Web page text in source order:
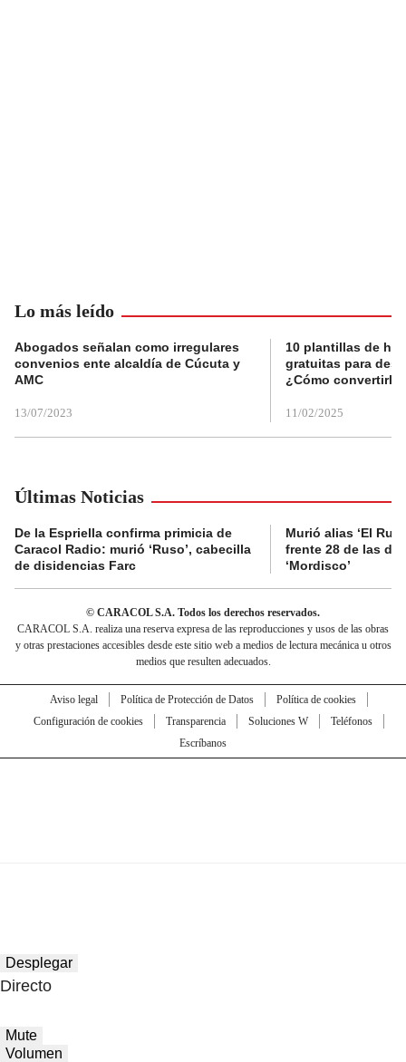
Lo más leído
Abogados señalan como irregulares
convenios ente alcaldía de Cúcuta y
AMC
13/07/2023
10 plantillas de
gratuitas para
¿Cómo convertirla
11/02/2025
Últimas Noticias
De la Espriella confirma primicia de
Caracol Radio: murió ‘Ruso’, cabecilla
de disidencias Farc
Murió alias ‘El
frente 28 de las
‘Mordisco’
© CARACOL S.A. Todos los derechos reservados.
CARACOL S.A. realiza una reserva expresa de las reproducciones y usos de las obras
y otras prestaciones accesibles desde este sitio web a medios de lectura mecánica u otros
medios que resulten adecuados.
Aviso legal Política de Protección de Datos
Política de cookies
Configuración de cookies
Transparencia Soluciones W
Teléfonos
Escríbanos
Desplegar
Directo
Mute
Volumen